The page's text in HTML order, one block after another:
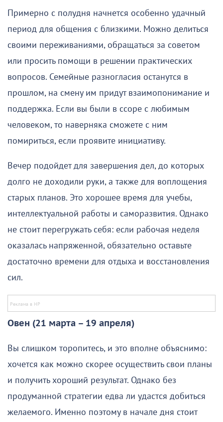
Примерно с полудня начнется особенно удачный
период для общения с близкими. Можно делиться
своими переживаниями, обращаться за советом
или просить помощи в решении практических
вопросов. Семейные разногласия останутся в
прошлом, на смену им придут взаимопонимание и
поддержка. Если вы были в ссоре с любимым
человеком, то наверняка сможете с ним
помириться, если проявите инициативу.
Вечер подойдет для завершения дел, до которых
долго не доходили руки, а также для воплощения
старых планов. Это хорошее время для учебы,
интеллектуальной работы и саморазвития. Однако
не стоит перегружать себя: если рабочая неделя
оказалась напряженной, обязательно оставьте
достаточно времени для отдыха и восстановления
сил.
Овен (21 марта – 19 апреля)
Вы слишком торопитесь, и это вполне объяснимо:
хочется как можно скорее осуществить свои планы
и получить хороший результат. Однако без
продуманной стратегии едва ли удастся добиться
желаемого. Именно поэтому в начале дня стоит